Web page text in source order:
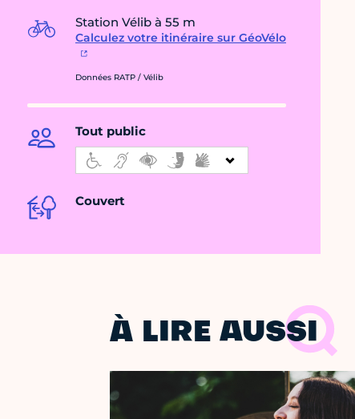
Station Vélib à 55 m
Calculez votre itinéraire sur GéoVélo
Données RATP / Vélib
Tout public
Couvert
À LIRE AUSSI